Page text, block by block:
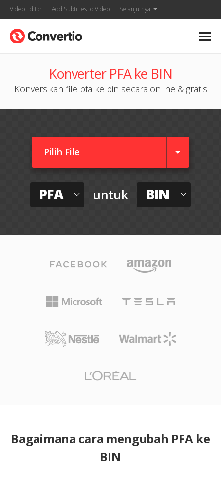
Video Editor Add Subtitles to Video Selanjutnya
Konverter PFA ke BIN
Konversikan file pfa ke bin secara online & gratis
Pilih File
PFA untuk BIN
Bagaimana cara mengubah PFA ke
BIN